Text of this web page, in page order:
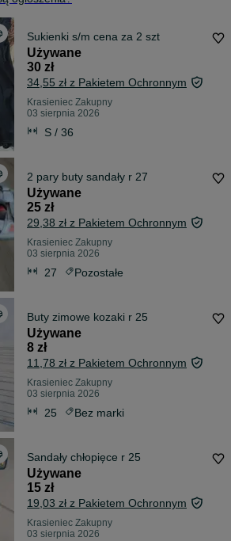
Sukienki s/m cena za 2 szt
Używane
30 zł
34,55 zł z Pakietem Ochronnym
Krasieniec Zakupny
03 sierpnia 2026
S / 36
2 pary buty sandały r 27
Używane
25 zł
29,38 zł z Pakietem Ochronnym
Krasieniec Zakupny
03 sierpnia 2026
27 Pozostałe
Buty zimowe kozaki r 25
Używane
8 zł
11,78 zł z Pakietem Ochronnym
Krasieniec Zakupny
03 sierpnia 2026
25 Bez marki
Sandały chłopięce r 25
Używane
15 zł
19,03 zł z Pakietem Ochronnym
Krasieniec Zakupny
03 sierpnia 2026